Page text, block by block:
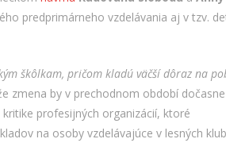
predprimárneho vzdelávania aj v tzv.
škôlkam, pričom kladú väčší dôraz na
zmena by v prechodnom období
profesijných organizácií, ktoré
na osoby vzdelávajúce v lesných